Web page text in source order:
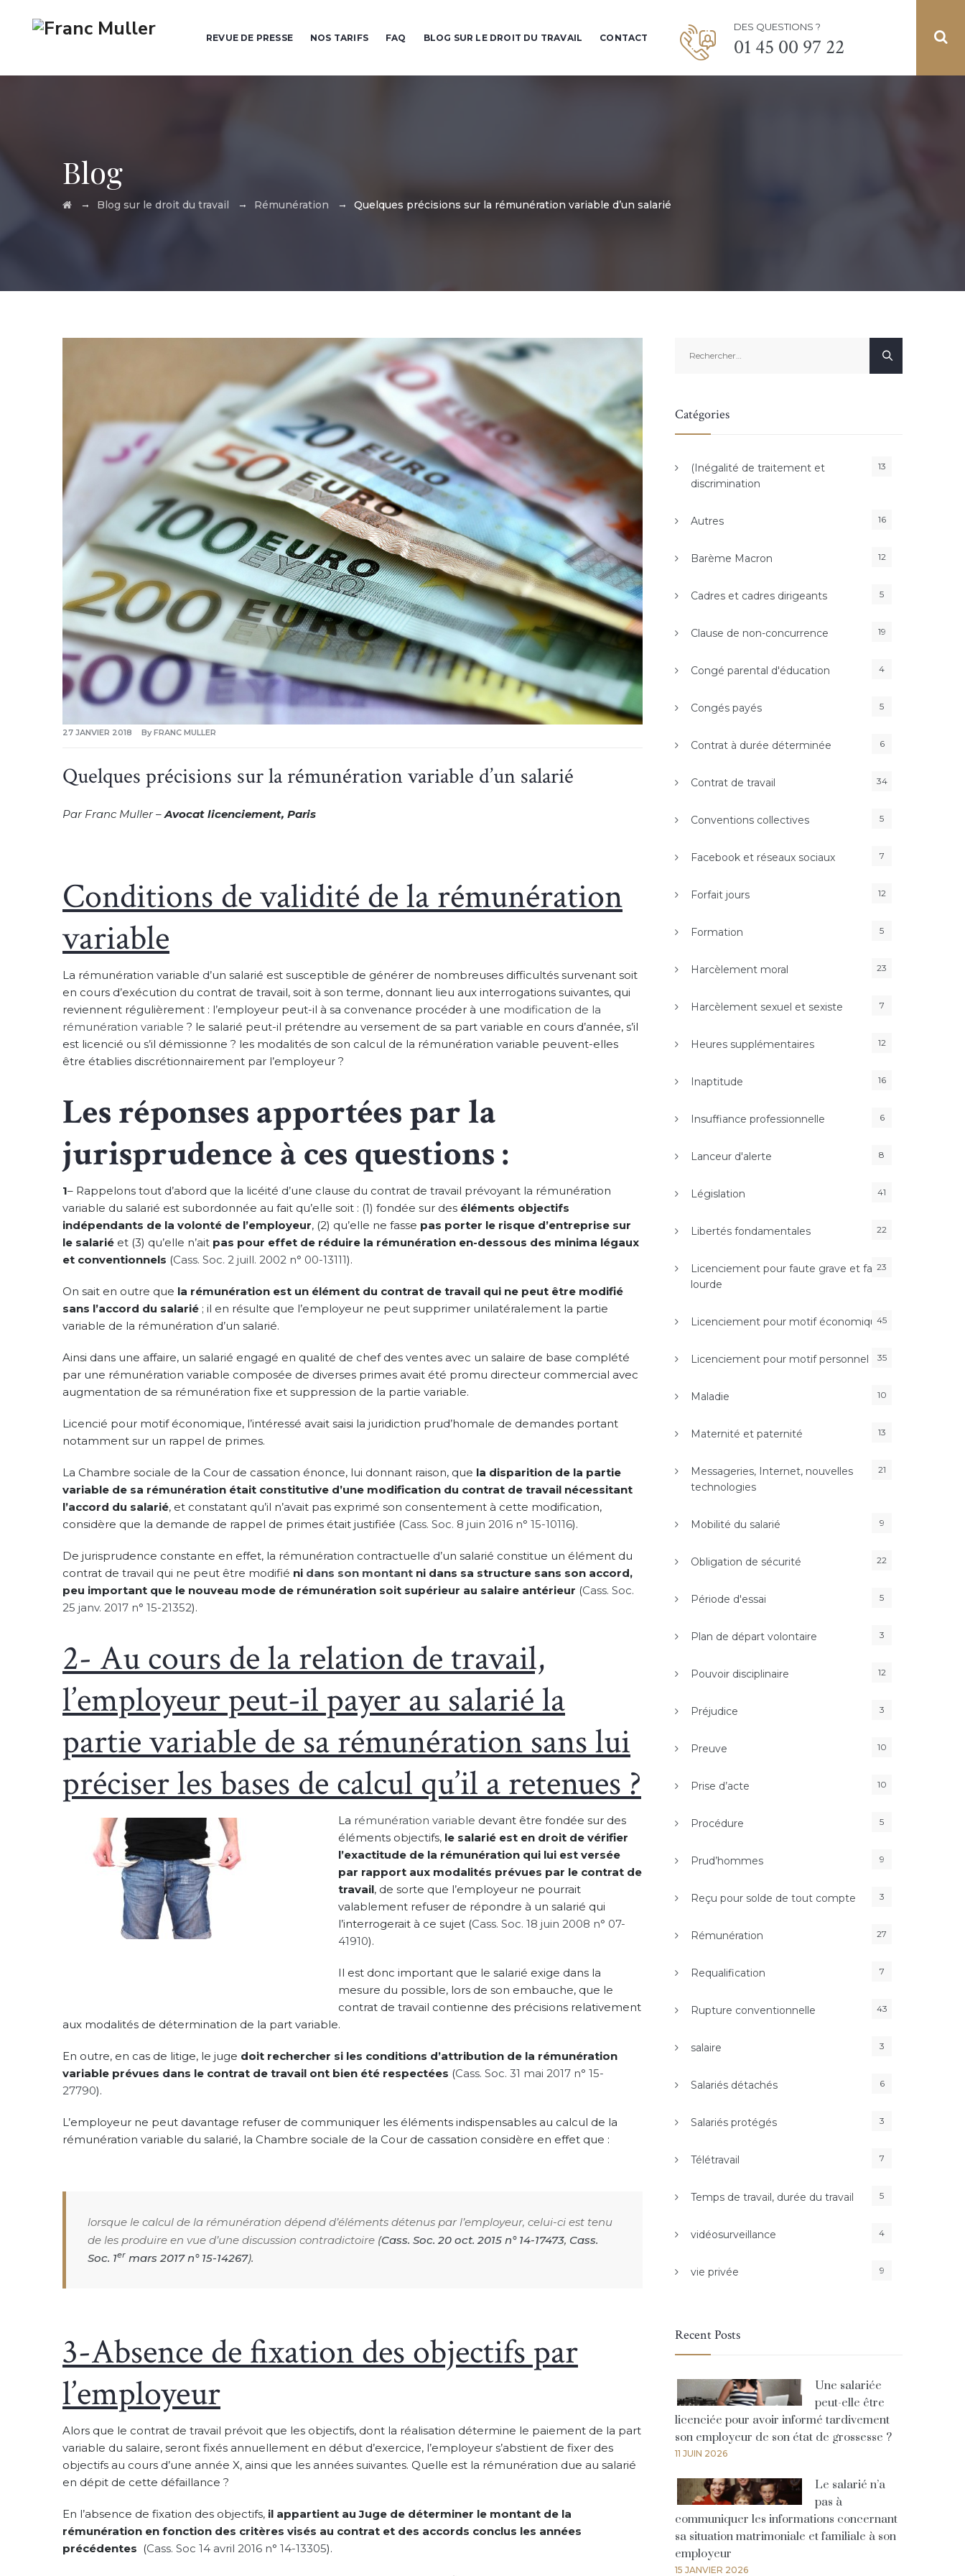
DES QUESTIONS ?
01 45 00 97 22
REVUE DE PRESSE NOS TARIFS FAQ BLOG SUR LE DROIT DU TRAVAIL CONTACT
Blog
→ Blog sur le droit du travail → Rémunération → Quelques précisions sur la rémunération variable d’un salarié
27 JANVIER 2018 By FRANC MULLER
Quelques précisions sur la rémunération variable d’un salarié
Par Franc Muller – Avocat licenciement, Paris
Conditions de validité de la rémunération
variable
La rémunération variable d’un salarié est susceptible de générer de nombreuses difficultés survenant soit
en cours d’exécution du contrat de travail, soit à son terme, donnant lieu aux interrogations suivantes, qui
reviennent régulièrement : l’employeur peut-il à sa convenance procéder à une modification de la
rémunération variable ? le salarié peut-il prétendre au versement de sa part variable en cours d’année, s’il
est licencié ou s’il démissionne ? les modalités de son calcul de la rémunération variable peuvent-elles
être établies discrétionnairement par l’employeur ?
Les réponses apportées par la
jurisprudence à ces questions :
1– Rappelons tout d’abord que la licéité d’une clause du contrat de travail prévoyant la rémunération
variable du salarié est subordonnée au fait qu’elle soit : (1) fondée sur des éléments objectifs
indépendants de la volonté de l’employeur, (2) qu’elle ne fasse pas porter le risque d’entreprise sur
le salarié et (3) qu’elle n’ait pas pour effet de réduire la rémunération en-dessous des minima légaux
et conventionnels (Cass. Soc. 2 juill. 2002 n° 00-13111).
On sait en outre que la rémunération est un élément du contrat de travail qui ne peut être modifié
sans l’accord du salarié ; il en résulte que l’employeur ne peut supprimer unilatéralement la partie
variable de la rémunération d’un salarié.
Ainsi dans une affaire, un salarié engagé en qualité de chef des ventes avec un salaire de base complété
par une rémunération variable composée de diverses primes avait été promu directeur commercial avec
augmentation de sa rémunération fixe et suppression de la partie variable.
Licencié pour motif économique, l’intéressé avait saisi la juridiction prud’homale de demandes portant
notamment sur un rappel de primes.
La Chambre sociale de la Cour de cassation énonce, lui donnant raison, que la disparition de la partie
variable de sa rémunération était constitutive d’une modification du contrat de travail nécessitant
l’accord du salarié, et constatant qu’il n’avait pas exprimé son consentement à cette modification,
considère que la demande de rappel de primes était justifiée (Cass. Soc. 8 juin 2016 n° 15-10116).
De jurisprudence constante en effet, la rémunération contractuelle d’un salarié constitue un élément du
contrat de travail qui ne peut être modifié ni dans son montant ni dans sa structure sans son accord,
peu important que le nouveau mode de rémunération soit supérieur au salaire antérieur (Cass. Soc.
25 janv. 2017 n° 15-21352).
2- Au cours de la relation de travail,
l’employeur peut-il payer au salarié la
partie variable de sa rémunération sans lui
préciser les bases de calcul qu’il a retenues ?
La rémunération variable devant être fondée sur des
éléments objectifs, le salarié est en droit de vérifier
l’exactitude de la rémunération qui lui est versée
par rapport aux modalités prévues par le contrat de
travail, de sorte que l’employeur ne pourrait
valablement refuser de répondre à un salarié qui
l’interrogerait à ce sujet (Cass. Soc. 18 juin 2008 n° 07-
41910).
Il est donc important que le salarié exige dans la
mesure du possible, lors de son embauche, que le
contrat de travail contienne des précisions relativement
aux modalités de détermination de la part variable.
En outre, en cas de litige, le juge doit rechercher si les conditions d’attribution de la rémunération
variable prévues dans le contrat de travail ont bien été respectées (Cass. Soc. 31 mai 2017 n° 15-
27790).
L’employeur ne peut davantage refuser de communiquer les éléments indispensables au calcul de la
rémunération variable du salarié, la Chambre sociale de la Cour de cassation considère en effet que :
lorsque le calcul de la rémunération dépend d’éléments détenus par l’employeur, celui-ci est tenu
de les produire en vue d’une discussion contradictoire (Cass. Soc. 20 oct. 2015 n° 14-17473, Cass.
Soc. 1er mars 2017 n° 15-14267).
3-Absence de fixation des objectifs par
l’employeur
Alors que le contrat de travail prévoit que les objectifs, dont la réalisation détermine le paiement de la part
variable du salaire, seront fixés annuellement en début d’exercice, l’employeur s’abstient de fixer des
objectifs au cours d’une année X, ainsi que les années suivantes. Quelle est la rémunération due au salarié
en dépit de cette défaillance ?
En l’absence de fixation des objectifs, il appartient au Juge de déterminer le montant de la
rémunération en fonction des critères visés au contrat et des accords conclus les années
précédentes (Cass. Soc 14 avril 2016 n° 14-13305).
Catégories
(Inégalité de traitement et
discrimination
13
Autres 16
Barème Macron 12
Cadres et cadres dirigeants 5
Clause de non-concurrence 19
Congé parental d'éducation 4
Congés payés 5
Contrat à durée déterminée 6
Contrat de travail 34
Conventions collectives 5
Facebook et réseaux sociaux 7
Forfait jours 12
Formation 5
Harcèlement moral 23
Harcèlement sexuel et sexiste 7
Heures supplémentaires 12
Inaptitude 16
Insuffiance professionnelle 6
Lanceur d'alerte 8
Législation 41
Libertés fondamentales 22
Licenciement pour faute grave et faute
lourde
23
Licenciement pour motif économique
45
Licenciement pour motif personnel 35
Maladie 10
Maternité et paternité 13
Messageries, Internet, nouvelles
technologies
21
Mobilité du salarié 9
Obligation de sécurité 22
Période d'essai 5
Plan de départ volontaire 3
Pouvoir disciplinaire 12
Préjudice 3
Preuve 10
Prise d’acte 10
Procédure 5
Prud’hommes 9
Reçu pour solde de tout compte 3
Rémunération 27
Requalification 7
Rupture conventionnelle 43
salaire 3
Salariés détachés 6
Salariés protégés 3
Télétravail 7
Temps de travail, durée du travail 5
vidéosurveillance 4
vie privée 9
Recent Posts
Une salariée
peut-elle être
licenciée pour avoir informé tardivement
son employeur de son état de grossesse ?
11 JUIN 2026
Le salarié n’a
pas à
communiquer les informations concernant
sa situation matrimoniale et familiale à son
employeur
15 JANVIER 2026